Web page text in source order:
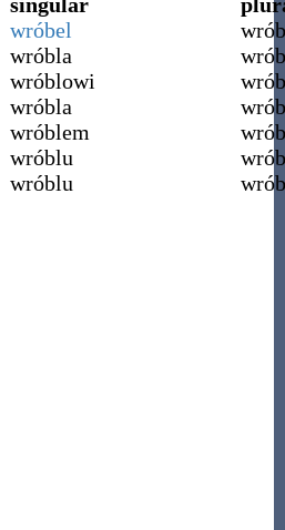
wróbel
wróbla
wróblowi
wróbla
wróblem
wróblu
wróblu